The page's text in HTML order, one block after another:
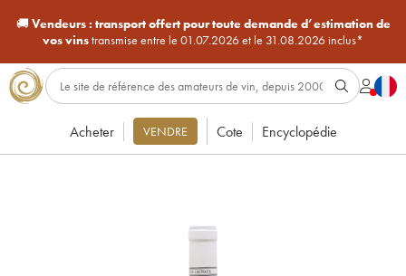
🚚Vendeurs : transport offert pour toute demande d’estimation de
vos vinstransmise entre le 01.07.2026 et le 31.08.2026 inclus*
Acheter VENDRE Cote Encyclopédie